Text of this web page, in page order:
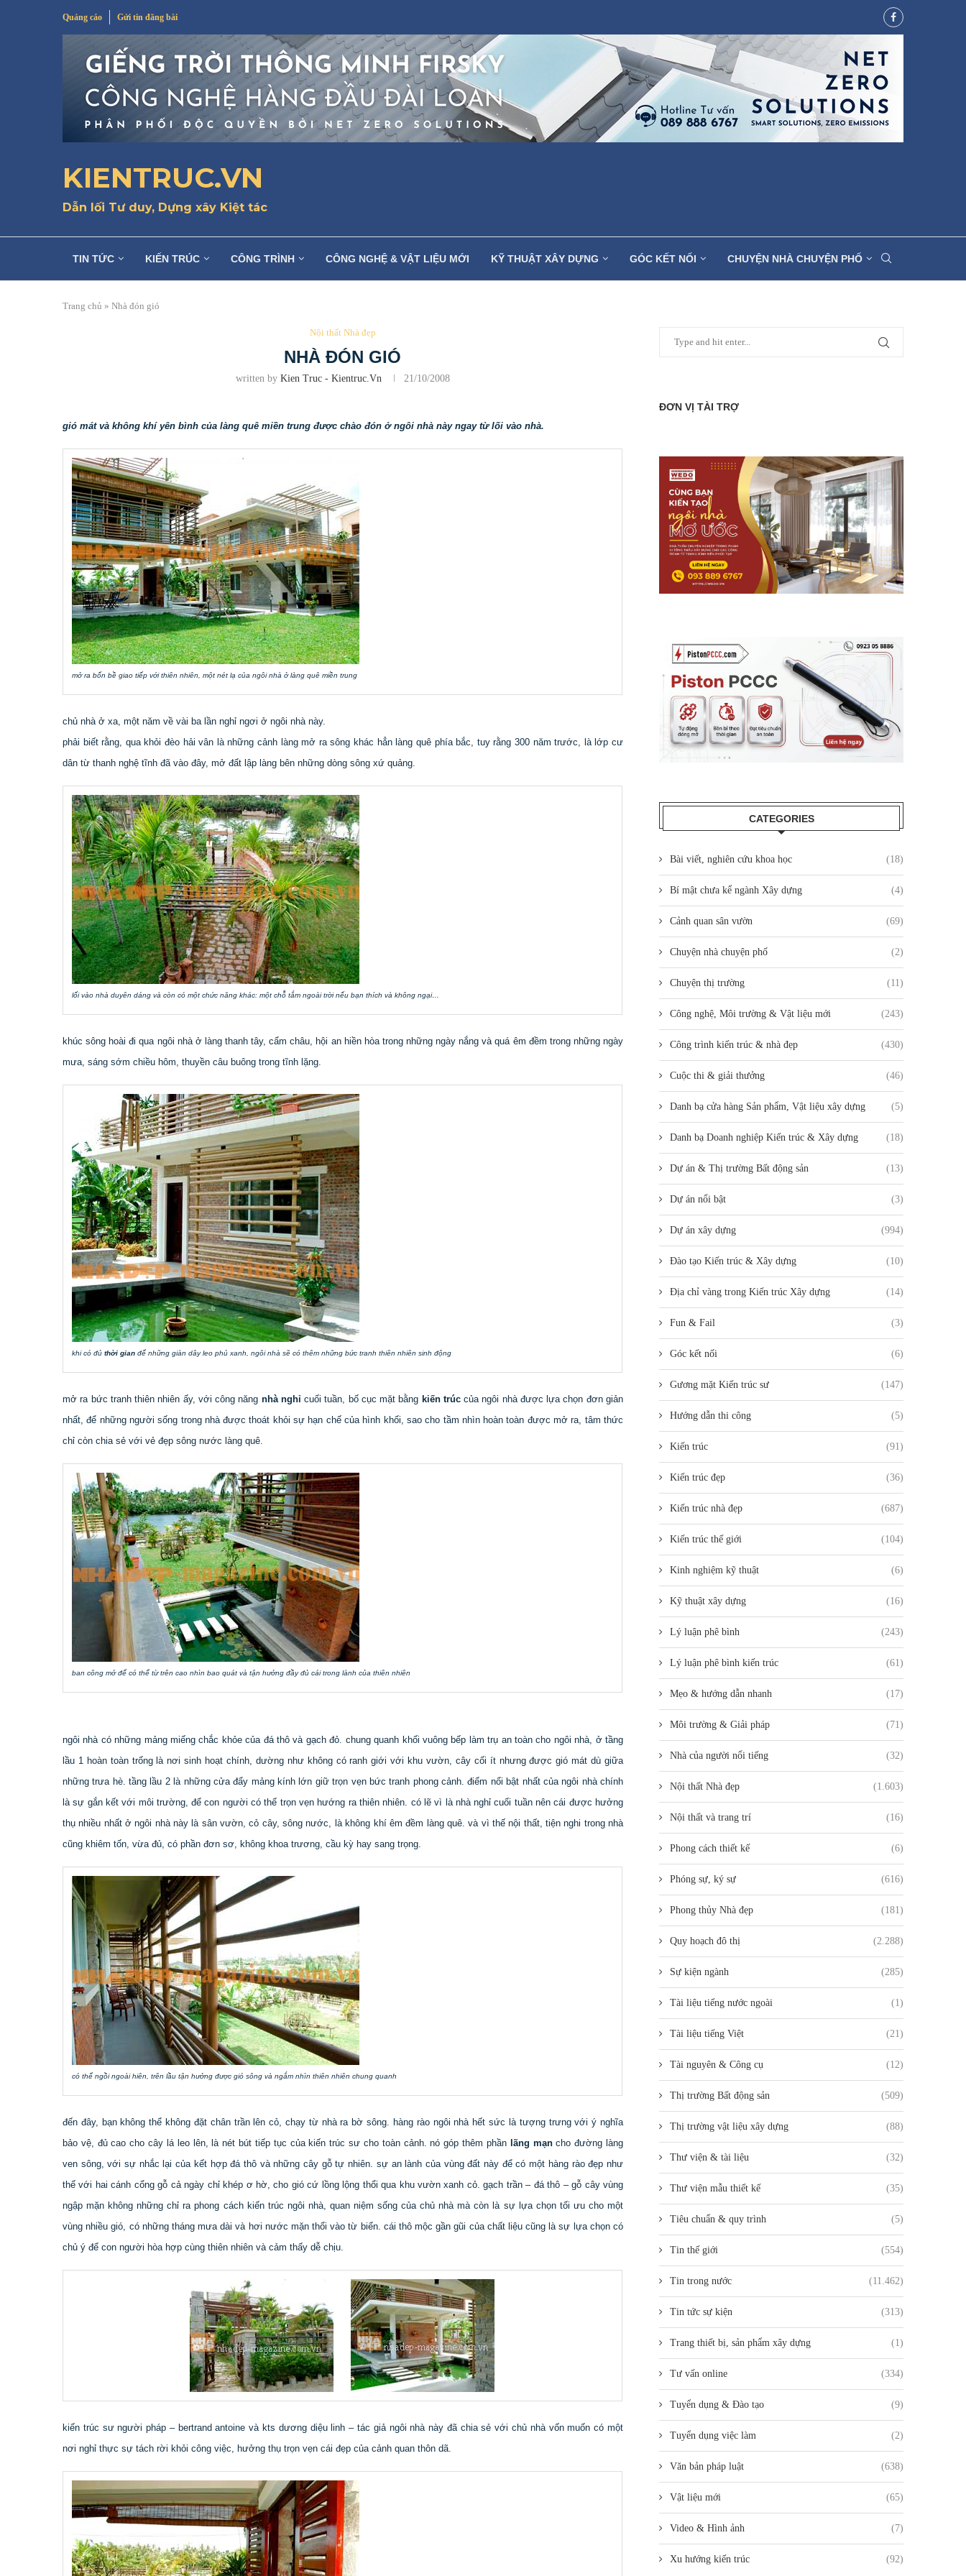
Quảng cáo Gửi tin đăng bài
KIENTRUC.VN
Dẫn lối Tư duy, Dựng xây Kiệt tác
TIN TỨC KIẾN TRÚC CÔNG TRÌNH CÔNG NGHỆ & VẬT LIỆU MỚI KỸ THUẬT XÂY DỰNG GÓC KẾT NỐI CHUYỆN NHÀ CHUYỆN PHỐ
Trang chủ » Nhà đón gió
Nội thất Nhà đẹp
NHÀ ĐÓN GIÓ
written by Kien Truc - Kientruc.vn 21/10/2008
gió mát và không khí yên bình của làng quê miền trung được chào đón ở ngôi nhà này ngay từ lối vào nhà.
mở ra bốn bề giao tiếp với thiên nhiên, một nét lạ của ngôi nhà ở làng quê miền trung
chủ nhà ở xa, một năm về vài ba lần nghỉ ngơi ở ngôi nhà này.
phải biết rằng, qua khỏi đèo hải vân là những cảnh làng mở ra sông khác hẳn làng quê phía bắc, tuy rằng 300 năm trước, là lớp cư
dân từ thanh nghệ tĩnh đã vào đây, mở đất lập làng bên những dòng sông xứ quảng.
lối vào nhà duyên dáng và còn có một chức năng khác: một chỗ tắm ngoài trời nếu bạn thích và không ngại…
khúc sông hoài đi qua ngôi nhà ở làng thanh tây, cẩm châu, hội an hiền hòa trong những ngày nắng và quá êm đềm trong những ngày
mưa, sáng sớm chiều hôm, thuyền câu buông trong tĩnh lặng.
khi có đủthời gian để những giàn dây leo phủ xanh, ngôi nhà sẽ có thêm những bức tranh thiên nhiên sinh động
mở ra bức tranh thiên nhiên ấy, với công năng nhà nghỉcuối tuần, bố cục mặt bằng kiến trúccủa ngôi nhà được lựa chọn đơn giản
nhất, để những người sống trong nhà được thoát khỏi sự hạn chế của hình khối, sao cho tầm nhìn hoàn toàn được mở ra, tâm thức
chỉ còn chia sẻ với vẻ đẹp sông nước làng quê.
ban công mở để có thể từ trên cao nhìn bao quát và tận hưởng đầy đủ cái trong lành của thiên nhiên
ngôi nhà có những mảng miếng chắc khỏe của đá thô và gạch đỏ. chung quanh khối vuông bếp làm trụ an toàn cho ngôi nhà, ở tầng
lầu 1 hoàn toàn trống là nơi sinh hoạt chính, dường như không có ranh giới với khu vườn, cây cối ít nhưng được gió mát dù giữa
những trưa hè. tầng lầu 2 là những cửa đẩy mảng kính lớn giữ trọn vẹn bức tranh phong cảnh. điểm nổi bật nhất của ngôi nhà chính
là sự gắn kết với môi trường, để con người có thể trọn vẹn hướng ra thiên nhiên. có lẽ vì là nhà nghỉ cuối tuần nên cái được hưởng
thụ nhiều nhất ở ngôi nhà này là sân vườn, cỏ cây, sông nước, là không khí êm đềm làng quê. và vì thế nội thất, tiện nghi trong nhà
cũng khiêm tốn, vừa đủ, có phần đơn sơ, không khoa trương, cầu kỳ hay sang trọng.
có thể ngồi ngoài hiên, trên lầu tận hưởng được gió sông và ngắm nhìn thiên nhiên chung quanh
đến đây, bạn không thể không đặt chân trần lên cỏ, chạy từ nhà ra bờ sông. hàng rào ngôi nhà hết sức là tượng trưng với ý nghĩa
bảo vệ, đủ cao cho cây lá leo lên, là nét bút tiếp tục của kiến trúc sư cho toàn cảnh. nó góp thêm phần lãng mạncho đường làng
ven sông, với sự nhắc lại của kết hợp đá thô và những cây gỗ tự nhiên. sự an lành của vùng đất này để có một hàng rào đẹp như
thế với hai cánh cổng gỗ cả ngày chỉ khép ơ hờ, cho gió cứ lồng lộng thổi qua khu vườn xanh cỏ. gạch trần – đá thô – gỗ cây vùng
ngập mặn không những chỉ ra phong cách kiến trúc ngôi nhà, quan niệm sống của chủ nhà mà còn là sự lựa chọn tối ưu cho một
vùng nhiều gió, có những tháng mưa dài và hơi nước mặn thổi vào từ biển. cái thô mộc gần gũi của chất liệu cũng là sự lựa chọn có
chủ ý để con người hòa hợp cùng thiên nhiên và cảm thấy dễ chịu.
kiến trúc sư người pháp – bertrand antoine và kts dương diệu linh – tác giả ngôi nhà này đã chia sẻ với chủ nhà vốn muốn có một
nơi nghỉ thực sự tách rời khỏi công việc, hưởng thụ trọn vẹn cái đẹp của cảnh quan thôn dã.
ĐƠN VỊ TÀI TRỢ
CATEGORIES
Bài viết, nghiên cứu khoa học (18)
Bí mật chưa kể ngành Xây dựng (4)
Cảnh quan sân vườn (69)
Chuyện nhà chuyện phố (2)
Chuyện thị trường (11)
Công nghệ, Môi trường & Vật liệu mới (243)
Công trình kiến trúc & nhà đẹp (430)
Cuộc thi & giải thưởng (46)
Danh bạ cửa hàng Sản phẩm, Vật liệu xây dựng (5)
Danh bạ Doanh nghiệp Kiến trúc & Xây dựng (18)
Dự án & Thị trường Bất động sản (13)
Dự án nổi bật (3)
Dự án xây dựng (994)
Đào tạo Kiến trúc & Xây dựng (10)
Địa chỉ vàng trong Kiến trúc Xây dựng (14)
Fun & Fail (3)
Góc kết nối (6)
Gương mặt Kiến trúc sư (147)
Hướng dẫn thi công (5)
Kiến trúc (91)
Kiến trúc đẹp (36)
Kiến trúc nhà đẹp (687)
Kiến trúc thế giới (104)
Kinh nghiệm kỹ thuật (6)
Kỹ thuật xây dựng (16)
Lý luận phê bình (243)
Lý luận phê bình kiến trúc (61)
Mẹo & hướng dẫn nhanh (17)
Môi trường & Giải pháp (71)
Nhà của người nổi tiếng (32)
Nội thất Nhà đẹp (1.603)
Nội thất và trang trí (16)
Phong cách thiết kế (6)
Phóng sự, ký sự (616)
Phong thủy Nhà đẹp (181)
Quy hoạch đô thị (2.288)
Sự kiện ngành (285)
Tài liệu tiếng nước ngoài (1)
Tài liệu tiếng Việt (21)
Tài nguyên & Công cụ (12)
Thị trường Bất động sản (509)
Thị trường vật liệu xây dựng (88)
Thư viện & tài liệu (32)
Thư viện mẫu thiết kế (35)
Tiêu chuẩn & quy trình (5)
Tin thế giới (554)
Tin trong nước (11.462)
Tin tức sự kiện (313)
Trang thiết bị, sản phẩm xây dựng (1)
Tư vấn online (334)
Tuyển dụng & Đào tạo (9)
Tuyển dụng việc làm (2)
Văn bản pháp luật (638)
Vật liệu mới (65)
Video & Hình ảnh (7)
Xu hướng kiến trúc (92)